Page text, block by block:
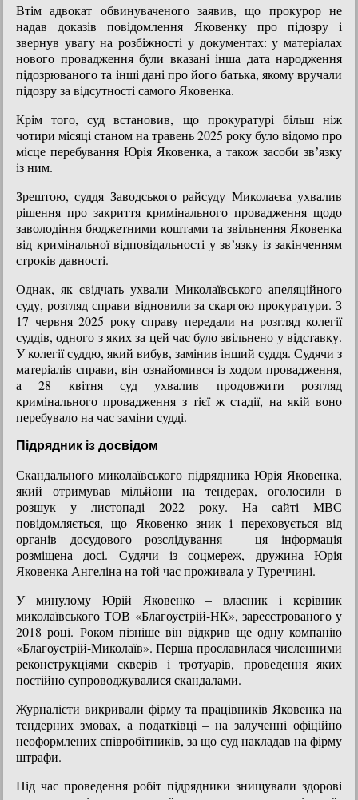
Втім адвокат обвинуваченого заявив, що прокурор не
надав доказів повідомлення Яковенку про підозру і
звернув увагу на розбіжності у документах: у матеріалах
нового провадження були вказані інша дата народження
підозрюваного та інші дані про його батька, якому вручали
підозру за відсутності самого Яковенка.
Крім того, суд встановив, що прокуратурі більш ніж
чотири місяці станом на травень 2025 року було відомо про
місце перебування Юрія Яковенка, а також засоби звʼязку
із ним.
Зрештою, суддя Заводського райсуду Миколаєва ухвалив
рішення про закриття кримінального провадження щодо
заволодіння бюджетними коштами та звільнення Яковенка
від кримінальної відповідальності у звʼязку із закінченням
строків давності.
Однак, як свідчать ухвали Миколаївського апеляційного
суду, розгляд справи відновили за скаргою прокуратури. З
17 червня 2025 року справу передали на розгляд колегії
суддів, одного з яких за цей час було звільнено у відставку.
У колегії суддю, який вибув, замінив інший суддя. Судячи з
матеріалів справи, він ознайомився із ходом провадження,
а 28 квітня суд ухвалив продовжити розгляд
кримінального провадження з тієї ж стадії, на якій воно
перебувало на час заміни судді.
Підрядник із досвідом
Скандального миколаївського підрядника Юрія Яковенка,
який отримував мільйони на тендерах, оголосили в
розшук у листопаді 2022 року. На сайті МВС
повідомляється, що Яковенко зник і переховується від
органів досудового розслідування – ця інформація
розміщена досі. Судячи із соцмереж, дружина Юрія
Яковенка Ангеліна на той час проживала у Туреччині.
У минулому Юрій Яковенко – власник і керівник
миколаївського ТОВ «Благоустрій-НК», зареєстрованого у
2018 році. Роком пізніше він відкрив ще одну компанію
«Благоустрій-Миколаїв». Перша прославилася численними
реконструкціями скверів і тротуарів, проведення яких
постійно супроводжувалися скандалами.
Журналісти викривали фірму та працівників Яковенка на
тендерних змовах, а податківці – на залученні офіційно
неоформлених співробітників, за що суд накладав на фірму
штрафи.
Під час проведення робіт підрядники знищували здорові